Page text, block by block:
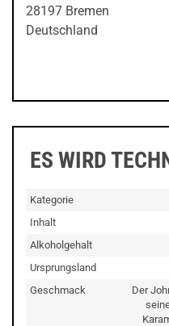
28197 Bremen
Deutschland
ES WIRD
Kategorie
Inhalt
Alkoholgehalt
Ursprungsland
Geschmack
Der